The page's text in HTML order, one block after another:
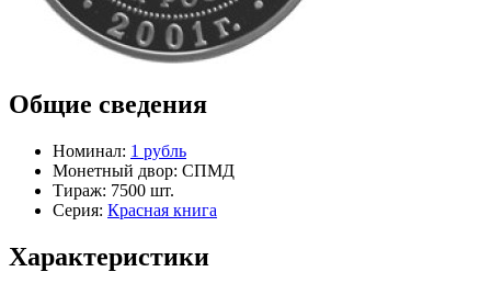
Общие сведения
Номинал: 1 рубль
Монетный двор: СПМД
Тираж: 7500 шт.
Серия: Красная книга
Характеристики